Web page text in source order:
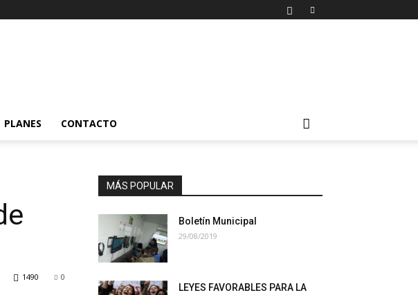
PLANES CONTACTO
0
1490
MÁS POPULAR
Boletín Municipal
29/08/2019
LEYES FAVORABLES PARA LA